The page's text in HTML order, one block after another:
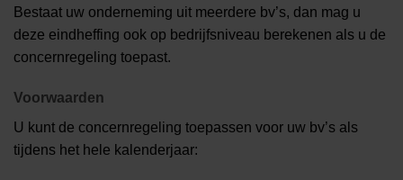
Bestaat uw onderneming uit meerdere bv’s, dan mag u
deze eindheffing ook op bedrijfsniveau berekenen als u de
concernregeling toepast.
Voorwaarden
U kunt de concernregeling toepassen voor uw bv’s als
tijdens het hele kalenderjaar: